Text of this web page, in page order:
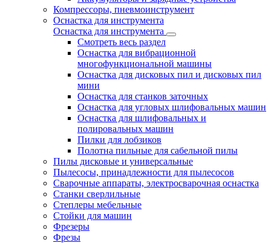
Компрессоры, пневмоинструмент
Оснастка для инструмента
Оснастка для инструмента
Смотреть весь раздел
Оснастка для вибрационной
многофункциональной машины
Оснастка для дисковых пил и дисковых пил
мини
Оснастка для станков заточных
Оснастка для угловых шлифовальных машин
Оснастка для шлифовальных и
полировальных машин
Пилки для лобзиков
Полотна пильные для сабельной пилы
Пилы дисковые и универсальные
Пылесосы, принадлежности для пылесосов
Сварочные аппараты, электросварочная оснастка
Станки сверлильные
Степлеры мебельные
Стойки для машин
Фрезеры
Фрезы